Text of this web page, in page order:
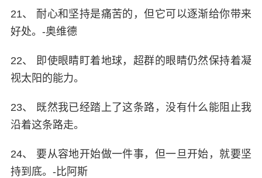
21、 耐心和坚持是痛苦的，但它可以逐渐给你带来
好处。-奥维德
22、 即使眼睛盯着地球，超群的眼睛仍然保持着凝
视太阳的能力。
23、 既然我已经踏上了这条路，没有什么能阻止我
沿着这条路走。
24、 要从容地开始做一件事，但一旦开始，就要坚
持到底。-比阿斯